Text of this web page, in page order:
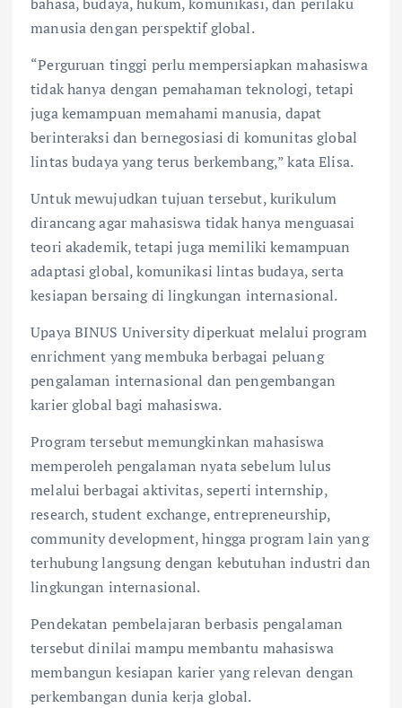
manusia dengan perspektif global.
“Perguruan tinggi perlu mempersiapkan mahasiswa
tidak hanya dengan pemahaman teknologi, tetapi
juga kemampuan memahami manusia, dapat
berinteraksi dan bernegosiasi di komunitas global
lintas budaya yang terus berkembang,” kata Elisa.
Untuk mewujudkan tujuan tersebut, kurikulum
dirancang agar mahasiswa tidak hanya menguasai
teori akademik, tetapi juga memiliki kemampuan
adaptasi global, komunikasi lintas budaya, serta
kesiapan bersaing di lingkungan internasional.
Upaya BINUS University diperkuat melalui program
enrichment yang membuka berbagai peluang
pengalaman internasional dan pengembangan
karier global bagi mahasiswa.
Program tersebut memungkinkan mahasiswa
memperoleh pengalaman nyata sebelum lulus
melalui berbagai aktivitas, seperti internship,
research, student exchange, entrepreneurship,
community development, hingga program lain yang
terhubung langsung dengan kebutuhan industri dan
lingkungan internasional.
Pendekatan pembelajaran berbasis pengalaman
tersebut dinilai mampu membantu mahasiswa
membangun kesiapan karier yang relevan dengan
perkembangan dunia kerja global.